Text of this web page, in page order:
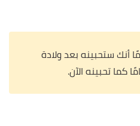
أنك ستحبينه بعد ولادة
كما تحبينه الآن.